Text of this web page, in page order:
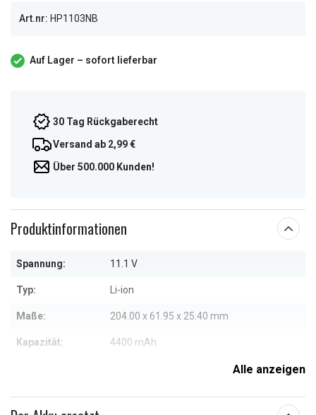
Art.nr: HP1103NB
Auf Lager – sofort lieferbar
30 Tag Rückgaberecht
Versand ab 2,99 €
Über 500.000 Kunden!
Produktinformationen
Spannung: 11.1 V
Typ: Li-ion
Maße: 204.00 x 61.95 x 25.40 mm
Kapazität: 4400 mAh
Weitere Informationen zu den EigenschaftenAlle anzeigen